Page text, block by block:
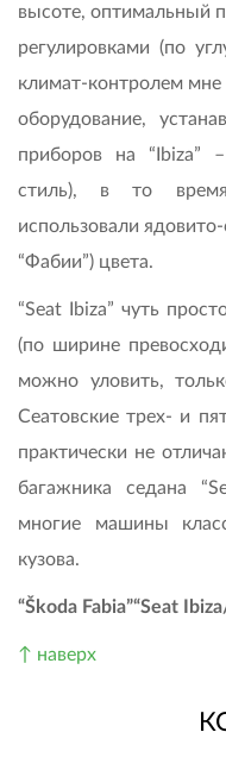
высоте, оптимальный
регулировками (по
климат-контролем мне
оборудование,
приборов на “Ibiza”
стиль), в то время
использовали
“Фабии”) цвета.
“Seat Ibiza” чуть
(по ширине
можно уловить,
Сеатовские трех- и
практически не
багажника седана
многие машины
кузова.
“Škoda Fabia”“Seat
↑ наверх